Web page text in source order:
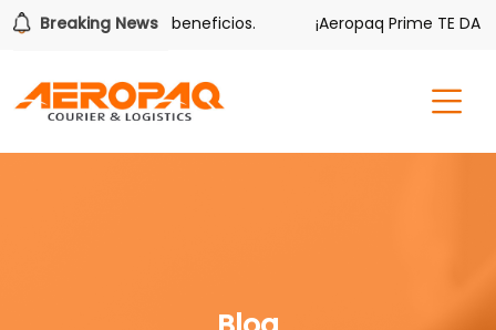
Breaking News
tiene sus beneficios. ¡Aeropaq Prime TE DA MÁS!